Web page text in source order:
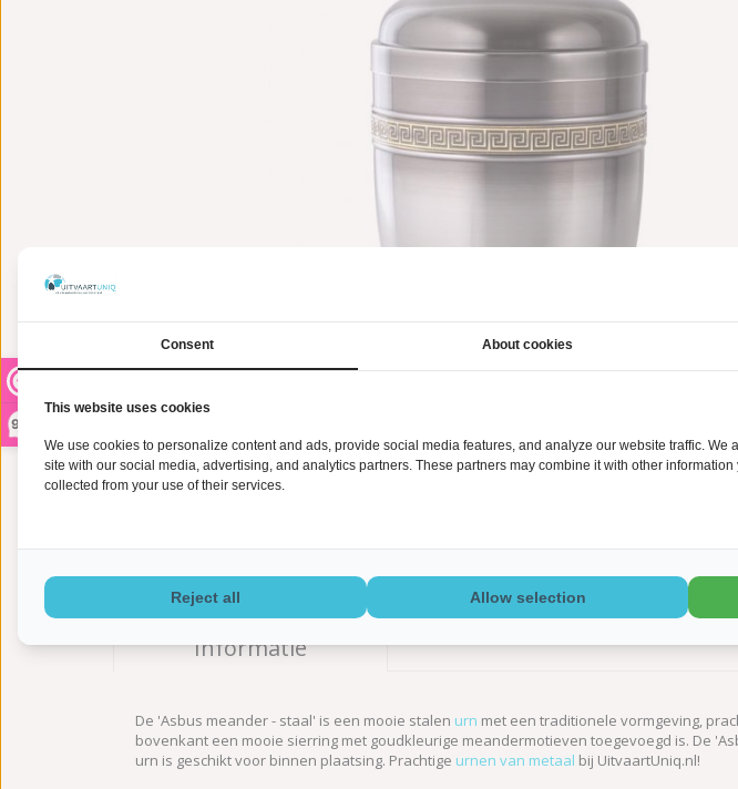
9,2
Informatie
De 'Asbus meander - staal' is een mooie stalen urn met een traditionele vormgeving,
bovenkant een mooie sierring met goudkleurige meandermotieven toegevoegd is. De
urn is geschikt voor binnen plaatsing. Prachtige urnen van metaal bij UitvaartUniq.nl!
Consent About cookies
This website uses cookies
We use cookies to personalize content and ads, provide social media features, and analyze our website traffic. We
site with our social media, advertising, and analytics partners. These partners may combine it with other
collected from your use of their services.
Reject all Allow selection